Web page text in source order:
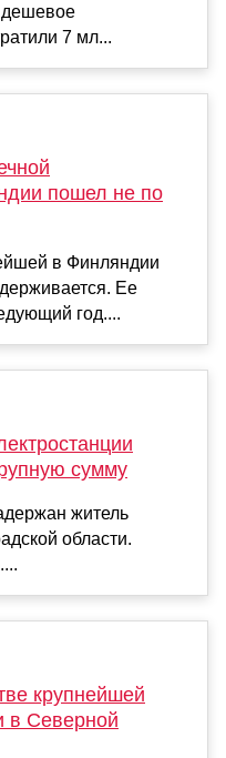
дешевое
7 мл...
пошел не по
в Финляндии
Ее
год....
сумму
житель
области.
крупнейшей
в Северной